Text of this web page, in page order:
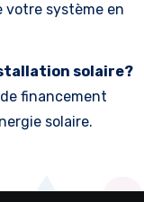
votre système en
solaire?
financement
solaire.